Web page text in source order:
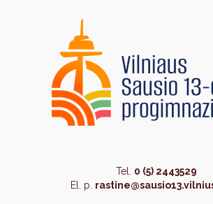
Tel. 0 (5) 2443529
El. p.